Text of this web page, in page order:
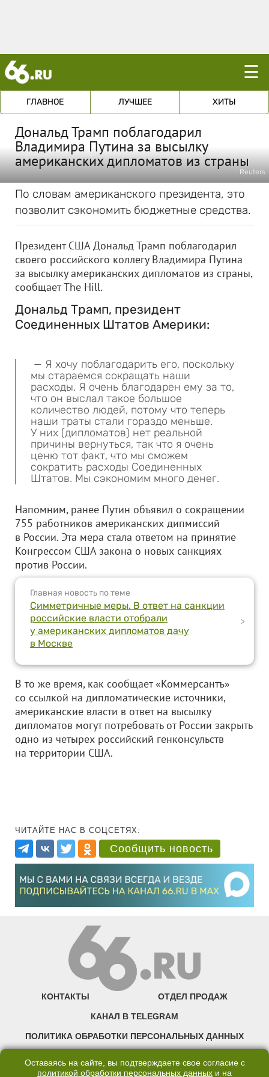
☰
ГЛАВНОЕ ЛУЧШЕЕ ХИТЫ
Дональд Трамп поблагодарил
Владимира Путина за высылку
американских дипломатов из страны
Reuters
По словам американского президента, это
позволит сэкономить бюджетные средства.
Президент США Дональд Трамп поблагодарил
своего российского коллегу Владимира Путина
за высылку американских дипломатов из страны,
сообщает The Hill.
Дональд Трамп, президент
Соединенных Штатов Америки:
— Я хочу поблагодарить его, поскольку
мы стараемся сокращать наши
расходы. Я очень благодарен ему за то,
что он выслал такое большое
количество людей, потому что теперь
наши траты стали гораздо меньше.
У них (дипломатов) нет реальной
причины вернуться, так что я очень
ценю тот факт, что мы сможем
сократить расходы Соединенных
Штатов. Мы сэкономим много денег.
Напомним, ранее Путин объявил о сокращении
755 работников американских дипмиссий
в России. Эта мера стала ответом на принятие
Конгрессом США закона о новых санкциях
против России.
Главная новость по теме
Симметричные меры. В ответ на санкции
российские власти отобрали
у американских дипломатов дачу
в Москве
>
В то же время, как сообщает «Коммерсантъ»
со ссылкой на дипломатические источники,
американские власти в ответ на высылку
дипломатов могут потребовать от России закрыть
одно из четырех российский генконсульств
на территории США.
ЧИТАЙТЕ НАС В СОЦСЕТЯХ:
Сообщить новость
КОНТАКТЫ ОТДЕЛ ПРОДАЖ
КАНАЛ В TELEGRAM
ПОЛИТИКА ОБРАБОТКИ ПЕРСОНАЛЬНЫХ ДАННЫХ
Оставаясь на сайте, вы подтверждаете свое согласие с
политикой обработки персональных данных и на